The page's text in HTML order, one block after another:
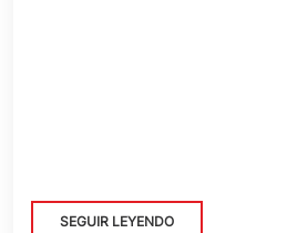
SEGUIR LEYENDO